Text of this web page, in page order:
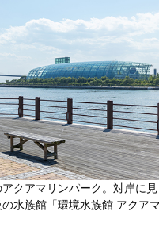
クアマリンパーク。対岸に見
水族館「環境水族館 アクアマ